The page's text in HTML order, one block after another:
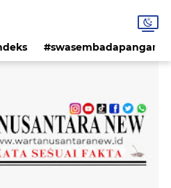
#swasembadapangan